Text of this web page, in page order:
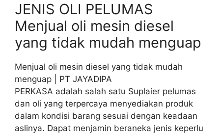
JENIS OLI PELUMAS
Menjual oli mesin diesel
yang tidak mudah menguap
Menjual oli mesin diesel yang tidak mudah
menguap | PT JAYADIPA
PERKASA adalah salah satu Suplaier pelumas
dan oli yang terpercaya menyediakan produk
dalam kondisi barang sesuai dengan keadaan
aslinya. Dapat menjamin beraneka jenis keperlu